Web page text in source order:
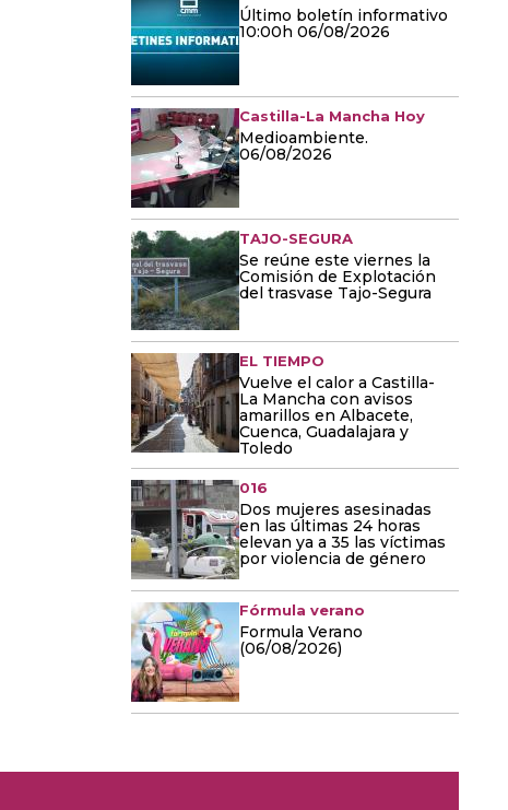
Último boletín informativo
10:00h 06/08/2026
Castilla-La Mancha Hoy
Medioambiente.
06/08/2026
TAJO-SEGURA
Se reúne este viernes la
Comisión de Explotación
del trasvase Tajo-Segura
EL TIEMPO
Vuelve el calor a Castilla-
La Mancha con avisos
amarillos en Albacete,
Cuenca, Guadalajara y
Toledo
016
Dos mujeres asesinadas
en las últimas 24 horas
elevan ya a 35 las víctimas
por violencia de género
Fórmula verano
Formula Verano
(06/08/2026)